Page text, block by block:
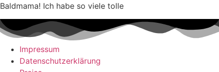
Baldmama! Ich habe so viele tolle
Impressum
Datenschutzerklärung